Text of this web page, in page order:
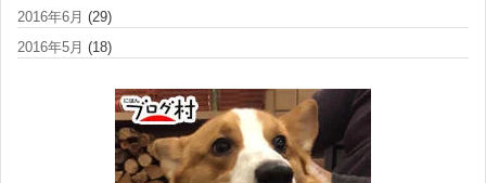
2016年6月 (29)
2016年5月 (18)